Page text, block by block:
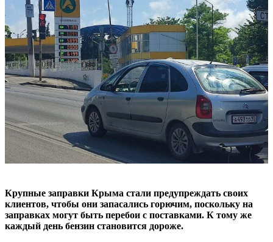
Крупные заправки Крыма стали предупреждать своих
клиентов, чтобы они запасались горючим, поскольку на
заправках могут быть перебои с поставками. К тому же
каждый день бензин становится дороже.